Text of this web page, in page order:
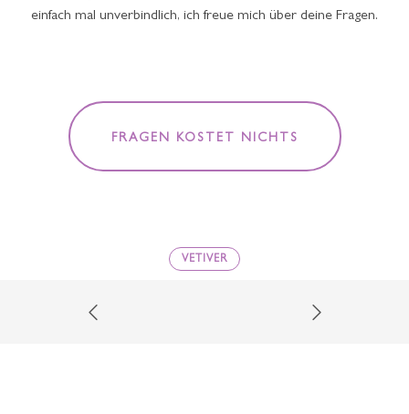
einfach mal unverbindlich, ich freue mich über deine Fragen.
FRAGEN KOSTET NICHTS
VETIVER